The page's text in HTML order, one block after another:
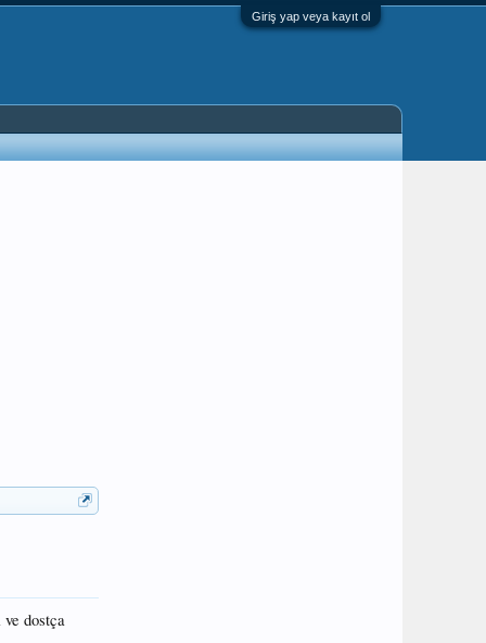
Giriş yap veya kayıt ol
dostça